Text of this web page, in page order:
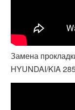
Замена
HYUNDAI/KIA